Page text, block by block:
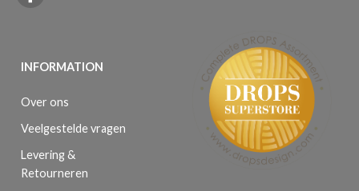
INFORMATION
Over ons
Veelgestelde vragen
Levering &
Retourneren